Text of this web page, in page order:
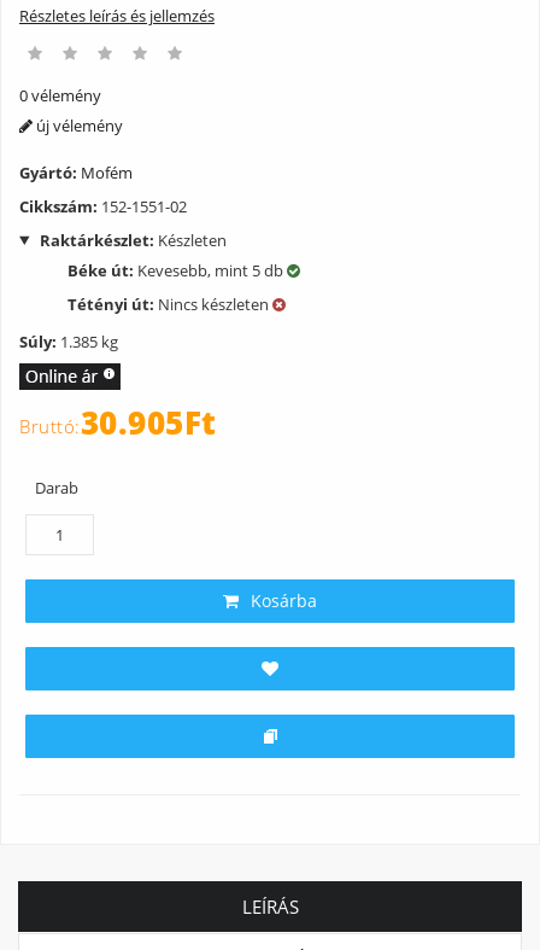
Részletes leírás és jellemzés
0 vélemény
új vélemény
Gyártó: Mofém
Cikkszám: 152-1551-02
Raktárkészlet: Készleten
Béke út: Kevesebb, mint 5 db
Tétényi út: Nincs készleten
Súly: 1.385 kg
30.905Ft
Darab
Kosárba
LEÍRÁS